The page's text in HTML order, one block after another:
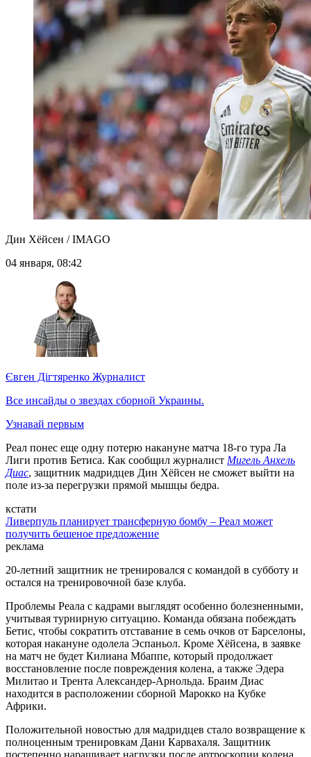
Дин Хёйсен / IMAGO
04 января, 08:42
Євген Дігтяренко Журналист
Все инсайды о звездах сборной Украины.
Узнавай первым
Реал понес еще одну потерю накануне матча 18-го тура Ла
Лиги против Бетиса. Как сообщил журналист Мигель Анхель
Диас, защитник мадридцев Дин Хёйсен не сможет выйти на
поле из-за перегрузки прямой мышцы бедра.
кстати
Ливерпуль планирует трансферную бомбу – Реал может
получить бешеное предложение
реклама
20-летний защитник не тренировался с командой в субботу и
остался на тренировочной базе клуба.
Проблемы Реала с кадрами выглядят особенно болезненными,
учитывая турнирную ситуацию. Команда обязана побеждать
Бетис, чтобы сократить отставание в семь очков от Барселоны,
которая накануне одолела Эспаньол. Кроме Хёйсена, в заявке
на матч не будет Килиана Мбаппе, который продолжает
восстановление после повреждения колена, а также Эдера
Милитао и Трента Александер-Арнольда. Браим Диас
находится в расположении сборной Марокко на Кубке
Африки.
Положительной новостью для мадридцев стало возвращение к
полноценным тренировкам Дани Карвахаля. Защитник